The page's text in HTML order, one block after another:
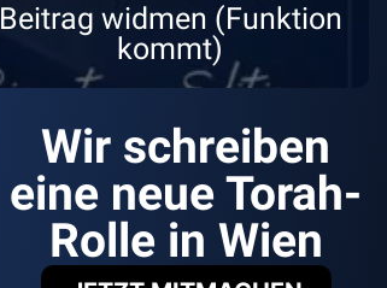
Beitrag widmen (Funktion
kommt)
Wir schreiben
eine neue Torah-
Rolle in Wien